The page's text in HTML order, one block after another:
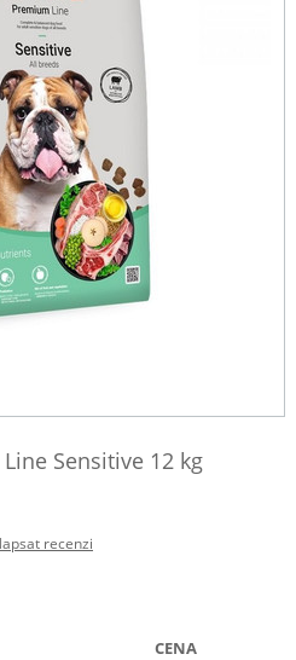
Sensitive 12 kg
recenzi
CENA